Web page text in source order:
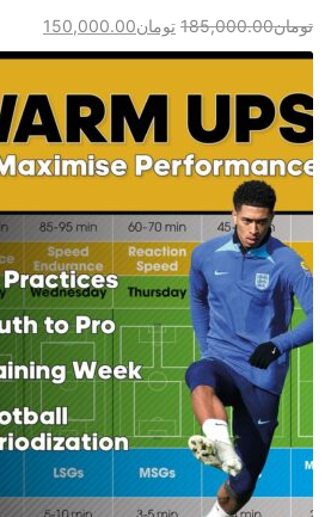
تومان185,000.00 تومان150,000.00